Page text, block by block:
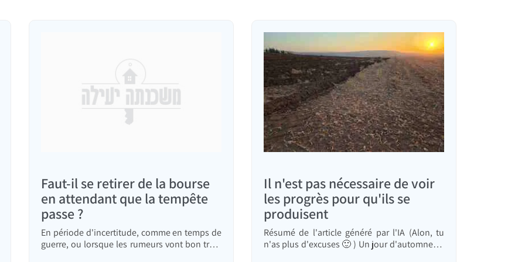
Faut-il se retirer de la bourse
en attendant que la tempête
passe ?
En période d'incertitude, comme en temps de
guerre, ou lorsque les rumeurs vont bon train
Il n'est pas nécessaire de voir
les progrès pour qu'ils se
produisent
Résumé de l'article généré par l'IA (Alon, tu
n'as plus d'excuses 🙂 ) Un jour d'automne, je